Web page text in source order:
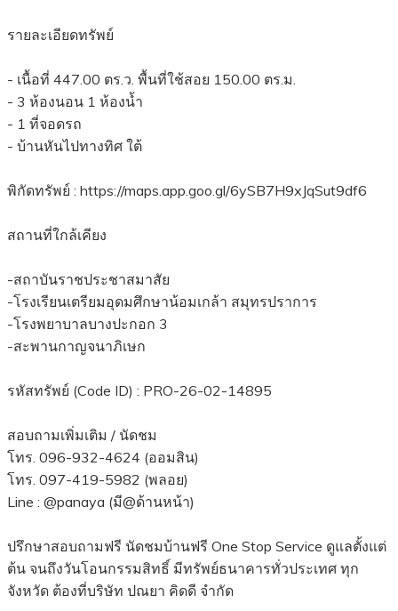
รายละเอียดทรัพย์
- เนื้อที่ 447.00 ตร.ว. พื้นที่ใช้สอย 150.00 ตร.ม.
- 3 ห้องนอน 1 ห้องน้ำ
- 1 ที่จอดรถ
- บ้านหันไปทางทิศ ใต้
พิกัดทรัพย์ : https://maps.app.goo.gl/6ySB7H9xJqSut9df6
สถานที่ใกล้เคียง
-สถาบันราชประชาสมาสัย
-โรงเรียนเตรียมอุดมศึกษาน้อมเกล้า สมุทรปราการ
-โรงพยาบาลบางปะกอก 3
-สะพานกาญจนาภิเษก
รหัสทรัพย์ (Code ID) : PRO-26-02-14895
สอบถามเพิ่มเติม / นัดชม
โทร. 096-932-4624 (ออมสิน)
โทร. 097-419-5982 (พลอย)
Line : @panaya (มี@ด้านหน้า)
ปรึกษาสอบถามฟรี นัดชมบ้านฟรี One Stop Service ดูแลตั้งแต่
ต้น จนถึงวันโอนกรรมสิทธิ์ มีทรัพย์ธนาคารทั่วประเทศ ทุก
จังหวัด ต้องที่บริษัท ปณยา คิดดี จำกัด